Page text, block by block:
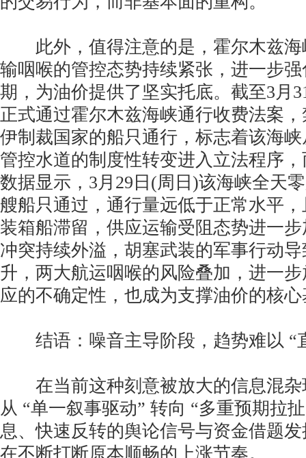
此外，值得注意的是，霍尔木兹海
输咽喉的管控态势持续紧张，进一步
期，为油价提供了坚实托底。截至3月
正式通过霍尔木兹海峡通行收费法案
伊制裁国家的船只通行，标志着该海
管控水道的制度性转变进入立法程序
数据显示，3月29日(周日)该海峡全天
艘船只通过，通行量远低于正常水平
装箱船滞留，供应运输受阻态势进一
冲突持续外溢，胡塞武装的军事行动
升，两大航运咽喉的风险叠加，进一
应的不确定性，也成为支撑油价的核
结语：噪音主导阶段，趋势难以 “
在当前这种刻意被放大的信息混杂
从 “单一叙事驱动” 转向 “多重预期拉
息、快速反转的舆论信号与资金借题
在不断打断原本顺畅的上涨节奏。